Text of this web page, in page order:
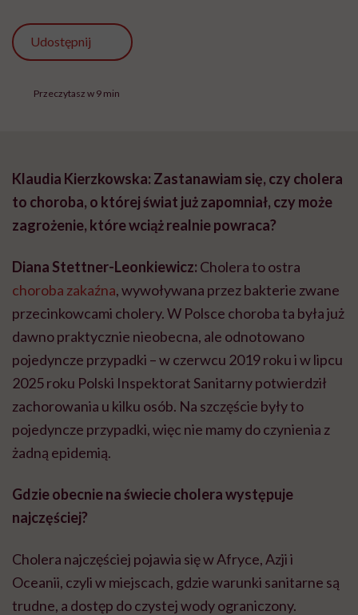
Udostępnij
Przeczytasz w 9 min
Klaudia Kierzkowska: Zastanawiam się, czy cholera
to choroba, o której świat już zapomniał, czy może
zagrożenie, które wciąż realnie powraca?
Diana Stettner-Leonkiewicz: Cholera to ostra
choroba zakaźna, wywoływana przez bakterie zwane
przecinkowcami cholery. W Polsce choroba ta była już
dawno praktycznie nieobecna, ale odnotowano
pojedyncze przypadki – w czerwcu 2019 roku i w lipcu
2025 roku Polski Inspektorat Sanitarny potwierdził
zachorowania u kilku osób. Na szczęście były to
pojedyncze przypadki, więc nie mamy do czynienia z
żadną epidemią.
Gdzie obecnie na świecie cholera występuje
najczęściej?
Cholera najczęściej pojawia się w Afryce, Azji i
Oceanii, czyli w miejscach, gdzie warunki sanitarne są
trudne, a dostęp do czystej wody ograniczony.